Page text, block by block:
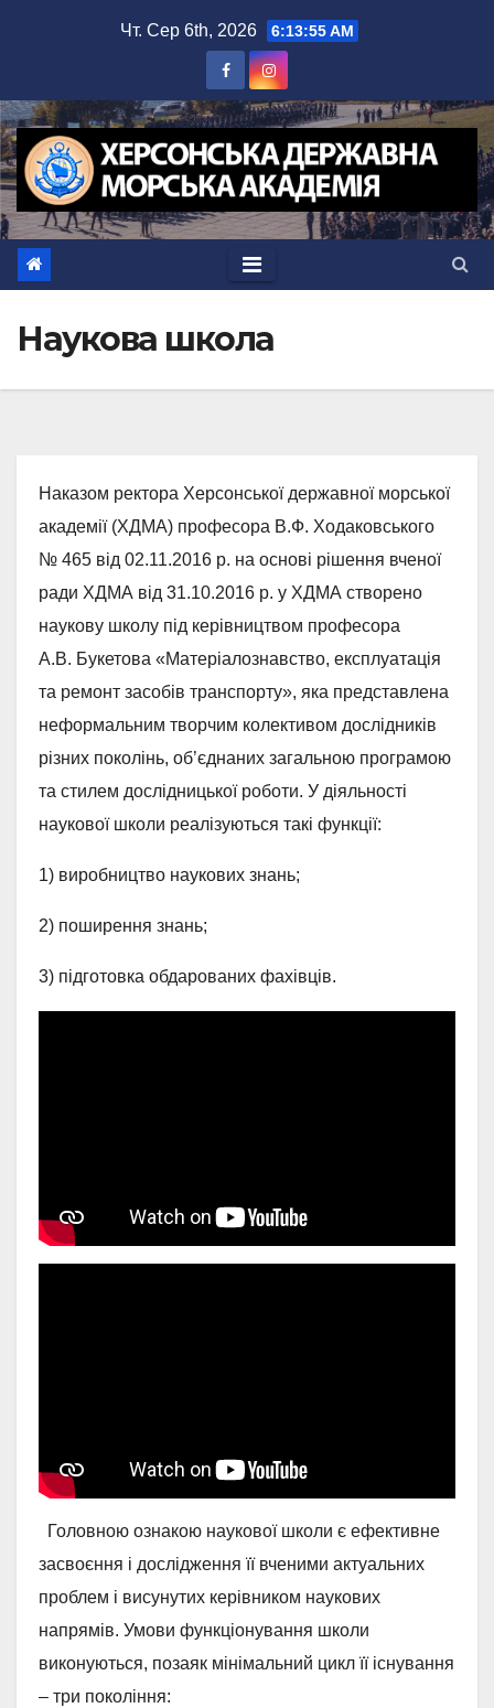
Чт. Сер 6th, 2026 6:13:56 AM
Наукова школа
Наказом ректора Херсонської державної морської
академії (ХДМА) професора В.Ф. Ходаковського
№ 465 від 02.11.2016 р. на основі рішення вченої
ради ХДМА від 31.10.2016 р. у ХДМА створено
наукову школу під керівництвом професора
А.В. Букетова «Матеріалознавство, експлуатація
та ремонт засобів транспорту», яка представлена
неформальним творчим колективом дослідників
різних поколінь, об’єднаних загальною програмою
та стилем дослідницької роботи. У діяльності
наукової школи реалізуються такі функції:
1) виробництво наукових знань;
2) поширення знань;
3) підготовка обдарованих фахівців.
Головною ознакою наукової школи є ефективне
засвоєння і дослідження її вченими актуальних
проблем і висунутих керівником наукових
напрямів. Умови функціонування школи
виконуються, позаяк мінімальний цикл її існування
– три покоління: